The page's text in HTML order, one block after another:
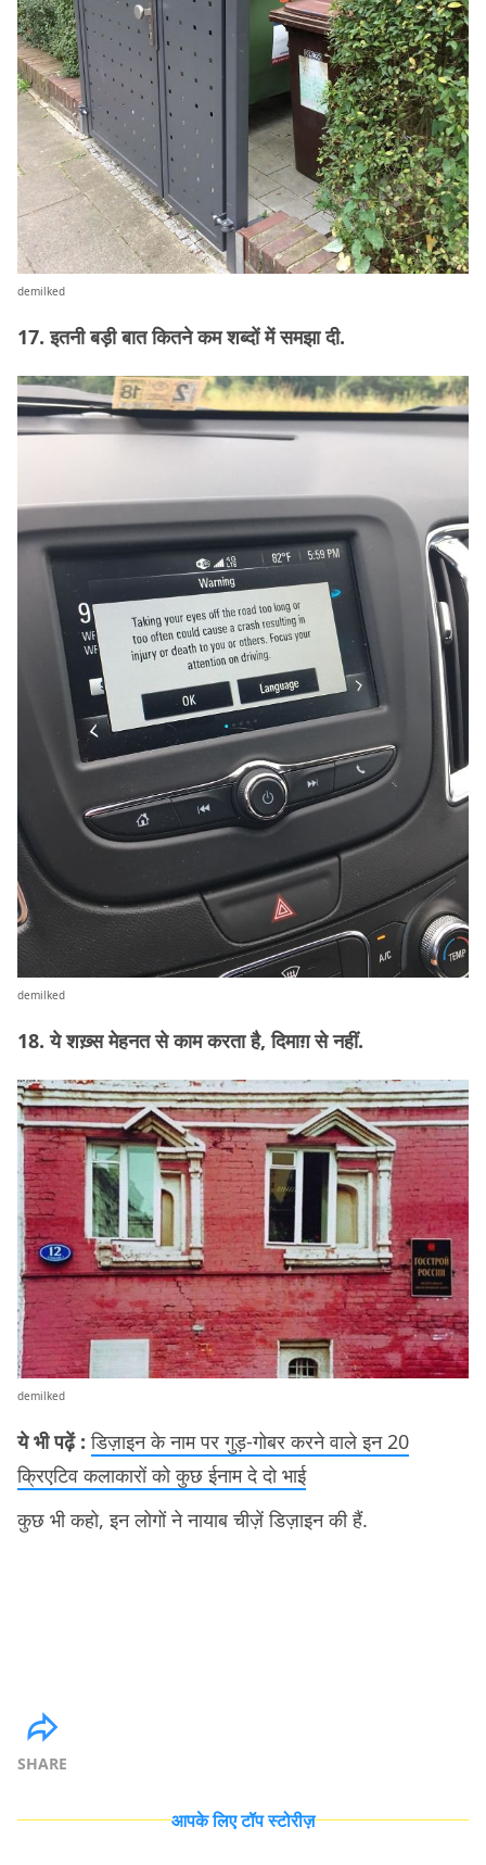
demilked
17. इतनी बड़ी बात कितने कम शब्दों में समझा दी.
demilked
18. ये शख़्स मेहनत से काम करता है, दिमाग़ से नहीं.
demilked
ये भी पढ़ें :डिज़ाइन के नाम पर गुड़-गोबर करने वाले इन 20
क्रिएटिव कलाकारों को कुछ ईनाम दे दो भाई
कुछ भी कहो, इन लोगों ने नायाब चीज़ें डिज़ाइन की हैं.
SHARE
आपके लिए टॉप स्टोरीज़